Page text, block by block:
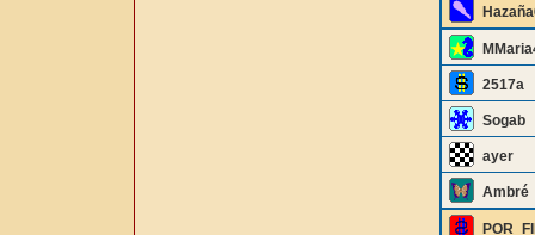
2517a
Sogab
ayer
Ambré